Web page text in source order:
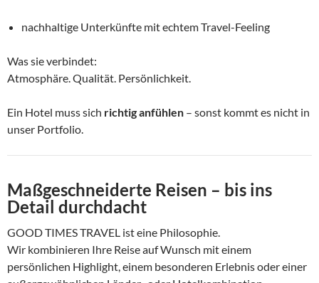
nachhaltige Unterkünfte mit echtem Travel-Feeling
Was sie verbindet:
Atmosphäre. Qualität. Persönlichkeit.
Ein Hotel muss sich richtig anfühlen – sonst kommt es nicht in
unser Portfolio.
Maßgeschneiderte Reisen – bis ins
Detail durchdacht
GOOD TIMES TRAVEL ist eine Philosophie.
Wir kombinieren Ihre Reise auf Wunsch mit einem
persönlichen Highlight, einem besonderen Erlebnis oder einer